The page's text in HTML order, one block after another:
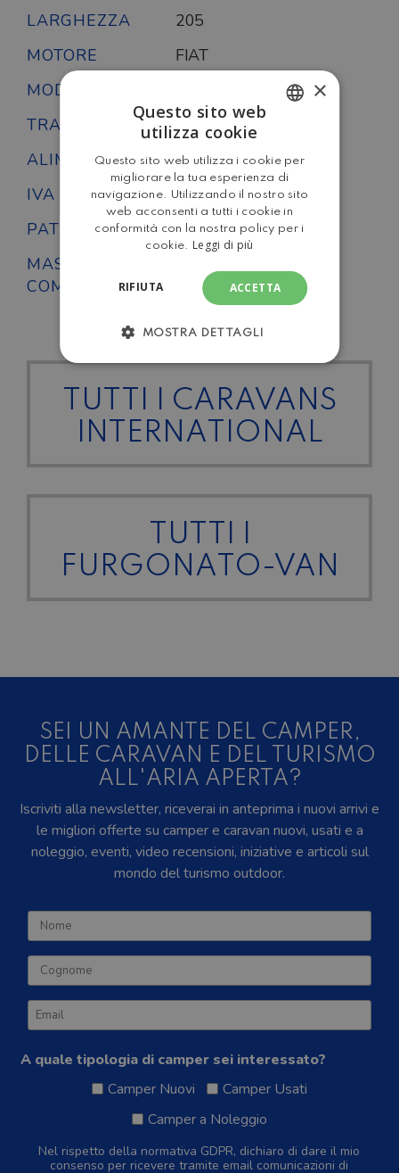
LARGHEZZA
205
MOTORE
FIAT
MODELLO
TRAZIONE
Anteriore
ALIMENTAZIONE Diesel
IVA DETRAIBILE No
PATENTE
B
MASSA
COMPLESSIVA
3500
TUTTI I CARAVANS
INTERNATIONAL
TUTTI I
FURGONATO-VAN
SEI UN AMANTE DEL CAMPER,
DELLE CARAVAN E DEL TURISMO
ALL'ARIA APERTA?
Iscriviti alla newsletter, riceverai in anteprima i nuovi arrivi e
le migliori offerte su camper e caravan nuovi, usati e a
noleggio, eventi, video recensioni, iniziative e articoli sul
mondo del turismo outdoor.
A quale tipologia di camper sei interessato?
Camper Nuovi
Camper Usati
Camper a Noleggio
Nel rispetto della normativa GDPR, dichiaro di dare il mio
consenso per ricevere tramite email comunicazioni di
ENGLISH
×
Questo sito web
utilizza cookie
Questo sito web utilizza i cookie per
migliorare la tua esperienza di
navigazione. Utilizzando il nostro sito
web acconsenti a tutti i cookie in
conformità con la nostra policy per i
cookie.
Leggi di più
ACCETTA
RIFIUTA
MOSTRA DETTAGLI